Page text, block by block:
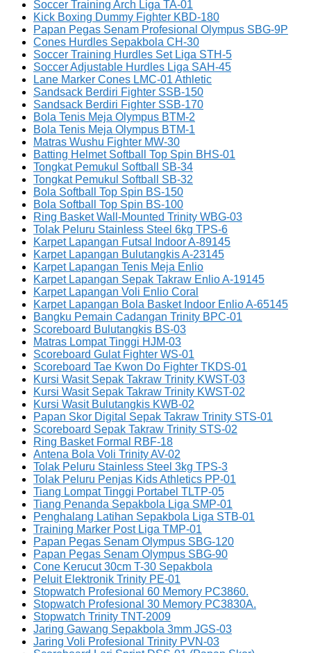
Soccer Training Arch Liga TA-01
Kick Boxing Dummy Fighter KBD-180
Papan Pegas Senam Profesional Olympus SBG-9P
Cones Hurdles Sepakbola CH-30
Soccer Training Hurdles Set Liga STH-5
Soccer Adjustable Hurdles Liga SAH-45
Lane Marker Cones LMC-01 Athletic
Sandsack Berdiri Fighter SSB-150
Sandsack Berdiri Fighter SSB-170
Bola Tenis Meja Olympus BTM-2
Bola Tenis Meja Olympus BTM-1
Matras Wushu Fighter MW-30
Batting Helmet Softball Top Spin BHS-01
Tongkat Pemukul Softball SB-34
Tongkat Pemukul Softball SB-32
Bola Softball Top Spin BS-150
Bola Softball Top Spin BS-100
Ring Basket Wall-Mounted Trinity WBG-03
Tolak Peluru Stainless Steel 6kg TPS-6
Karpet Lapangan Futsal Indoor A-89145
Karpet Lapangan Bulutangkis A-23145
Karpet Lapangan Tenis Meja Enlio
Karpet Lapangan Sepak Takraw Enlio A-19145
Karpet Lapangan Voli Enlio Coral
Karpet Lapangan Bola Basket Indoor Enlio A-65145
Bangku Pemain Cadangan Trinity BPC-01
Scoreboard Bulutangkis BS-03
Matras Lompat Tinggi HJM-03
Scoreboard Gulat Fighter WS-01
Scoreboard Tae Kwon Do Fighter TKDS-01
Kursi Wasit Sepak Takraw Trinity KWST-03
Kursi Wasit Sepak Takraw Trinity KWST-02
Kursi Wasit Bulutangkis KWB-02
Papan Skor Digital Sepak Takraw Trinity STS-01
Scoreboard Sepak Takraw Trinity STS-02
Ring Basket Formal RBF-18
Antena Bola Voli Trinity AV-02
Tolak Peluru Stainless Steel 3kg TPS-3
Tolak Peluru Penjas Kids Athletics PP-01
Tiang Lompat Tinggi Portabel TLTP-05
Tiang Penanda Sepakbola Liga SMP-01
Penghalang Latihan Sepakbola Liga STB-01
Training Marker Post Liga TMP-01
Papan Pegas Senam Olympus SBG-120
Papan Pegas Senam Olympus SBG-90
Cone Kerucut 30cm T-30 Sepakbola
Peluit Elektronik Trinity PE-01
Stopwatch Profesional 60 Memory PC3860.
Stopwatch Profesional 30 Memory PC3830A.
Stopwatch Trinity TNT-2009
Jaring Gawang Sepakbola 3mm JGS-03
Jaring Voli Profesional Trinity PVN-03